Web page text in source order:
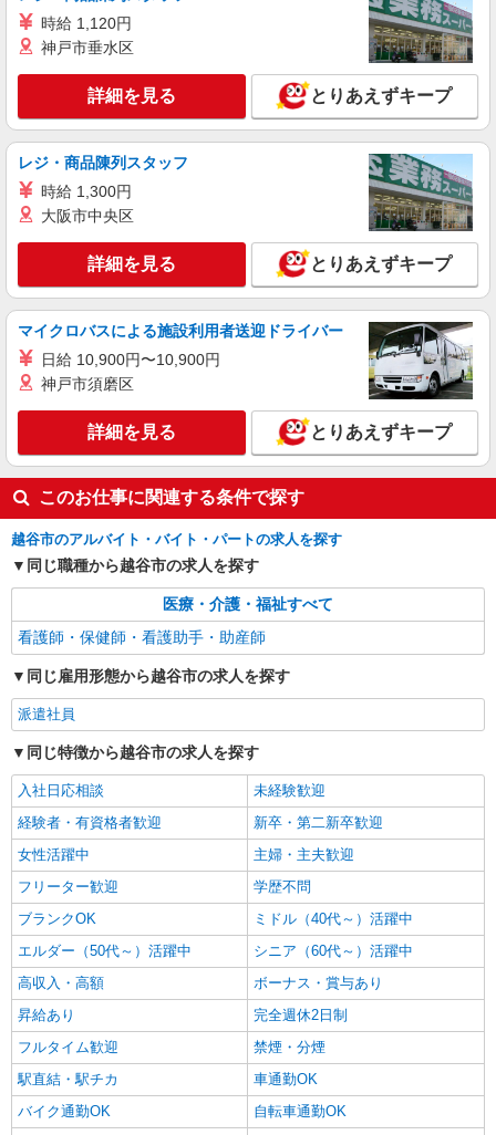
職業紹介
介護付き有料老人ホームでの看護師
月給：准看護師263,000円（基本給200,000円/
資格手当15000円/夜勤手当48000円） 看護
師298,000円（基本給230,000円/資格手当20000円/
埼玉県越谷市
キープ 詳細を見る
パート 職業紹介
株式会社トラストグロース 新宿本社 第3営業部
保育園での看護師
時給：1600円 ※資格や経験などにより変動あ
り
キープ 詳細を見る
時給 1,120円
神戸市垂水区
詳細を見る とりあえずキープ
レジ・商品陳列スタッフ
時給 1,300円
大阪市中央区
詳細を見る とりあえずキープ
マイクロバスによる施設利用者送迎ドライバー
日給 10,900円〜10,900円
神戸市須磨区
詳細を見る とりあえずキープ
このお仕事に関連する条件で探す
越谷市のアルバイト・バイト・パートの求人を探す
同じ職種から越谷市の求人を探す
医療・介護・福祉すべて
看護師・保健師・看護助手・助産師
同じ雇用形態から越谷市の求人を探す
派遣社員
同じ特徴から越谷市の求人を探す
入社日応相談
未経験歓迎
経験者・有資格者歓迎
新卒・第二新卒歓迎
女性活躍中
主婦・主夫歓迎
フリーター歓迎
学歴不問
ブランクOK
ミドル（40代～）活躍中
エルダー（50代～）活躍中
シニア（60代～）活躍中
高収入・高額
ボーナス・賞与あり
昇給あり
完全週休2日制
フルタイム歓迎
禁煙・分煙
駅直結・駅チカ
車通勤OK
バイク通勤OK
自転車通勤OK